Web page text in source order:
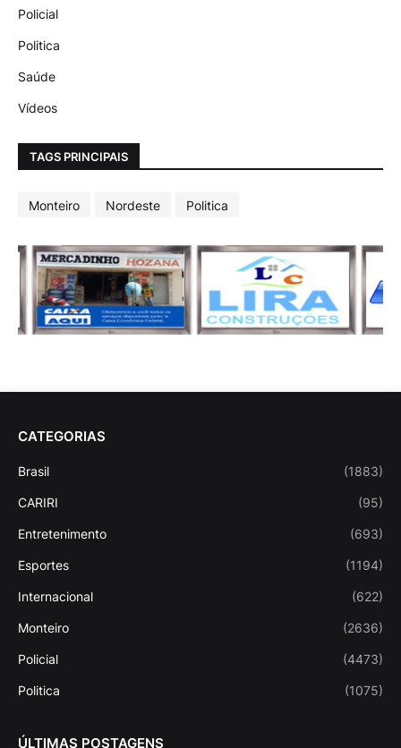
Policial
Politica
Saúde
Vídeos
TAGS PRINCIPAIS
Monteiro Nordeste Politica
CATEGORIAS
Brasil (1883)
CARIRI (95)
Entretenimento (693)
Esportes (1194)
Internacional (622)
Monteiro (2636)
Policial (4473)
Politica (1075)
ÚLTIMAS POSTAGENS